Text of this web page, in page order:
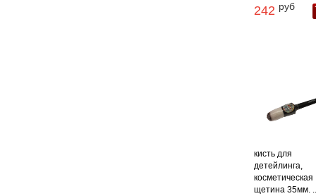
242 руб
кисть для
детейлинга,
косметическая
щетина 35мм.